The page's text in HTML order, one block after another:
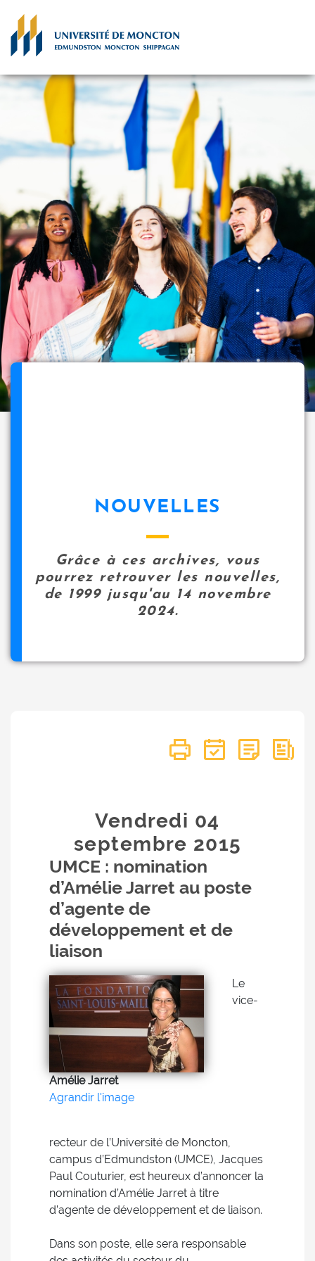
NOUVELLES
Grâce à ces archives, vous
pourrez retrouver les nouvelles,
de 1999 jusqu'au 14 novembre
2024.
Vendredi 04
septembre 2015
UMCE : nomination
d’Amélie Jarret au poste
d’agente de
développement et de
liaison
Amélie Jarret
Agrandir l'image
Le
vice-
recteur de l’Université de Moncton,
campus d’Edmundston (UMCE), Jacques
Paul Couturier, est heureux d’annoncer la
nomination d’Amélie Jarret à titre
d’agente de développement et de liaison.
Dans son poste, elle sera responsable